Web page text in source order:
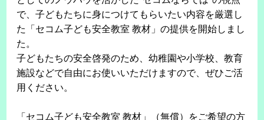
で、子どもたちに身につけてもらいたい内容を厳選し
た「セコム子ども安全教室 教材」の提供を開始しまし
た。
子どもたちの安全啓発のため、幼稚園や小学校、教育
施設などで自由にお使いいただけますので、ぜひご活
用ください。
「セコム子ども安全教室 教材」（無償）をご希望の方